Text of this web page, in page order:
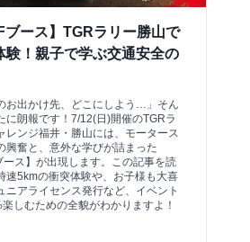
ブース】TGRラリー勝山で
験！親子で学ぶ交通安全の
お出かけ先、どこにしよう…」そん
に朗報です！7/12(日)開催のTGRラ
レンジ福井・勝山には、モータース
興奮と、意外な学びが詰まった
ース】が出現します。この記事を読
速5kmの衝突体験や、お子様も大喜
ニアライセンス発行など、イベント
しむための全貌がわかりますよ！